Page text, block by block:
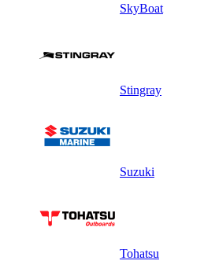
SkyBoat
Stingray
Suzuki
Tohatsu